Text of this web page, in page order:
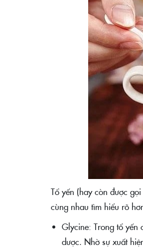
Tổ yến (hay còn được
cùng nhau tìm hiểu rõ
Glycine: Trong tổ
dược. Nhờ sự xuất